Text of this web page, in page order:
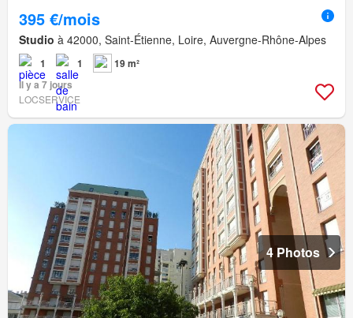
395 €/mois
Studio à 42000, Saint-Étienne, Loire, Auvergne-Rhône-Alpes
1 1
19 m²
Il y a 7 jours
LOCSERVICE
4 Photos